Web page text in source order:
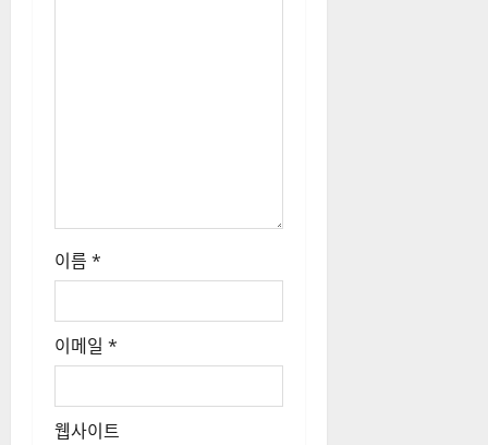
이름 *
이메일 *
웹사이트